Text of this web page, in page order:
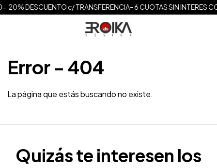
DESCUENTO c/ TRANSFERENCIA- 6 CUOTAS SIN INTERES
Error - 404
La página que estás buscando no existe.
Quizás te interesen los